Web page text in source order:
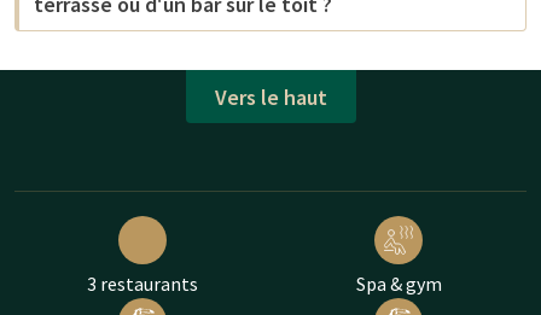
Vers le haut
3 restaurants Spa & gym